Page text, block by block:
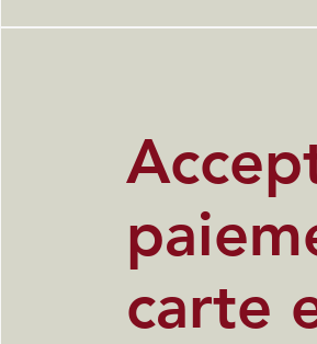
carte